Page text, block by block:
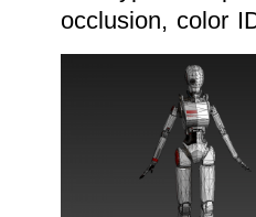
occlusion, color